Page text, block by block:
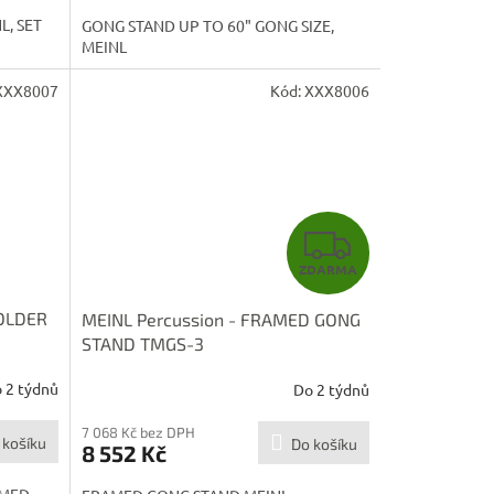
SET
GONG STAND UP TO 60" GONG SIZE,
MEINL
2 týdnů
Z
D
A
R
M
A
ZDARMA
MEINL Percussion - FRAMED GONG
STAND TMGS-3
Do 2 týdnů
7 068 Kč bez DPH
8 552 Kč Do košíku
Kód:XXX8006